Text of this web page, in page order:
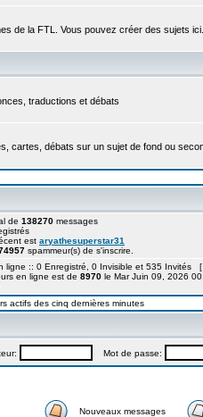
de la FTL. Vous pouvez créer des sujets ici.
traductions et débats
cartes, débats sur un sujet de fond ou
de 138270 messages
est aryathesuperstar31
spammeur(s) de s'inscrire.
ligne :: 0 Enregistré, 0 Invisible et 535 Invités [
en ligne est de 8970 le Mar Juin 09, 2026
actifs des cinq dernières minutes
Mot de passe:
Nouveaux messages